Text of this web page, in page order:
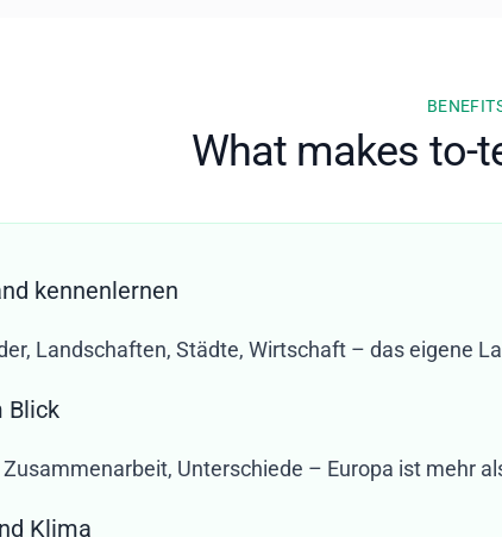
What makes to-
kennenlernen
Landschaften, Städte, Wirtschaft – das eigene
Blick
Zusammenarbeit, Unterschiede – Europa ist mehr
Klima